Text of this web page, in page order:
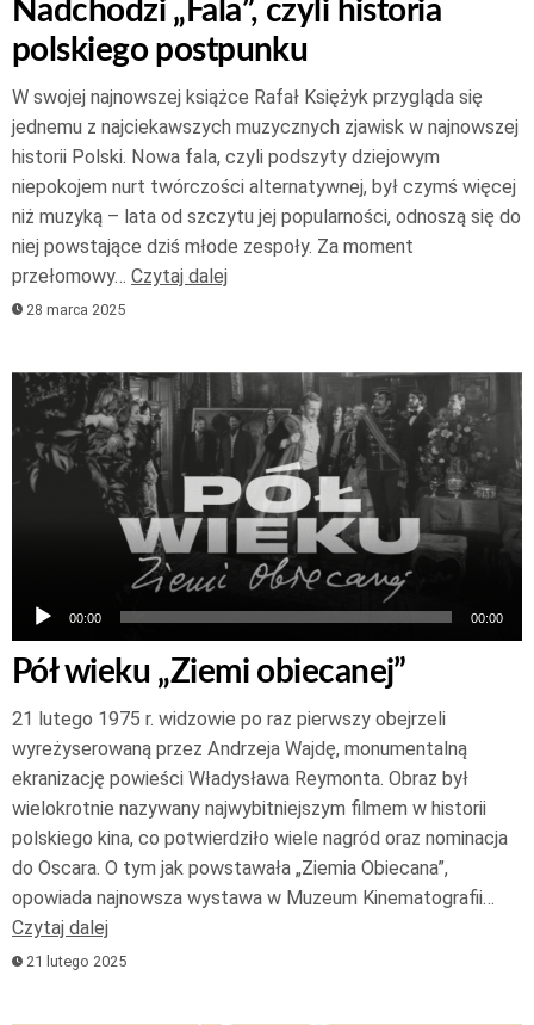
Nadchodzi „Fala”, czyli historia
polskiego postpunku
W swojej najnowszej książce Rafał Księżyk przygląda się
jednemu z najciekawszych muzycznych zjawisk w najnowszej
historii Polski. Nowa fala, czyli podszyty dziejowym
niepokojem nurt twórczości alternatywnej, był czymś więcej
niż muzyką – lata od szczytu jej popularności, odnoszą się do
niej powstające dziś młode zespoły. Za moment
przełomowy… Czytaj dalej
28 marca 2025
Odtwarzacz
plików
dźwiękowych
00:00 00:00
Pół wieku „Ziemi obiecanej”
21 lutego 1975 r. widzowie po raz pierwszy obejrzeli
wyreżyserowaną przez Andrzeja Wajdę, monumentalną
ekranizację powieści Władysława Reymonta. Obraz był
wielokrotnie nazywany najwybitniejszym filmem w historii
polskiego kina, co potwierdziło wiele nagród oraz nominacja
do Oscara. O tym jak powstawała „Ziemia Obiecana”,
opowiada najnowsza wystawa w Muzeum Kinematografii…
Czytaj dalej
21 lutego 2025